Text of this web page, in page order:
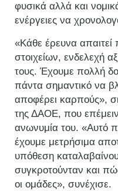
φυσικά αλλά και
ενέργειες να
«Κάθε έρευνα
στοιχείων, ενδελεχή
τους. Έχουμε πολλή
πάντα σημαντικό να
αποφέρει καρπούς»,
της ΔΑΟΕ, που
ανωνυμία του. «Αυτό
έχουμε μετρήσιμα
υπόθεση
συγκροτούνταν και
οι ομάδες», συνέχισε.